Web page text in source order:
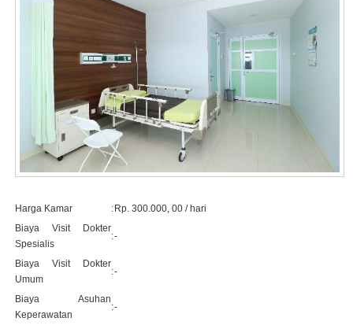
Harga Kamar :Rp. 300.000, 00 / hari
Biaya Visit Dokter
Spesialis
:-
Biaya Visit Dokter
Umum
:-
Biaya Asuhan
Keperawatan
:-